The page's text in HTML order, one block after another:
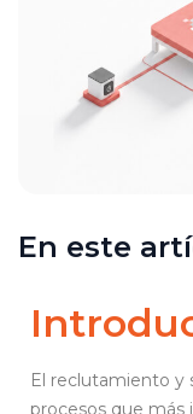
El reclutamiento y
procesos que
En este